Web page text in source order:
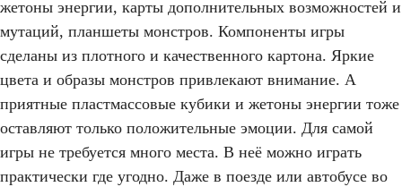
жетоны энергии, карты дополнительных возможностей и
мутаций, планшеты монстров. Компоненты игры
сделаны из плотного и качественного картона. Яркие
цвета и образы монстров привлекают внимание. А
приятные пластмассовые кубики и жетоны энергии тоже
оставляют только положительные эмоции. Для самой
игры не требуется много места. В неё можно играть
практически где угодно. Даже в поезде или автобусе во